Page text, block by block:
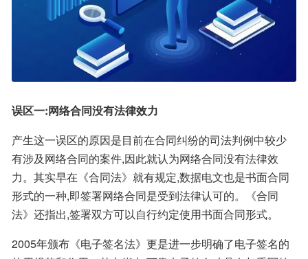
误区一:网络合同没有法律效力
产生这一误区的原因是目前在合同纠纷的司法判例中较少
有涉及网络合同的案件,因此就认为网络合同没有法律效
力。其实早在《合同法》就有规定,数据电文也是书面合同
形式的一种,即签署网络合同是受到法律认可的。《合同
法》还指出,签署双方可以自行约定使用书面合同形式。
2005年颁布《电子签名法》更是进一步明确了电子签名的